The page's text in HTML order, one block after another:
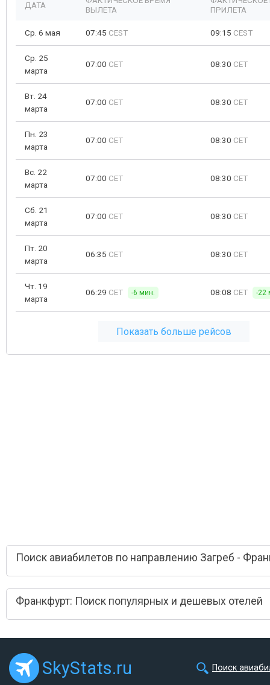
ДАТА
ВЫЛЕТА
ПРИЛЕТА
Ср. 6 мая 07:45 CEST 09:15 CEST
Ср. 25
марта
07:00 CET 08:30 CET
Вт. 24
марта
07:00 CET 08:30 CET
Пн. 23
марта
07:00 CET 08:30 CET
Вс. 22
марта
07:00 CET 08:30 CET
Сб. 21
марта
07:00 CET 08:30 CET
Пт. 20
марта
06:35 CET 08:30 CET
Чт. 19
марта
06:29 CET -6 мин. 08:08 CET -22
Показать больше рейсов
Поиск авиабилетов по направлению Загреб -
Франкфурт: Поиск популярных и дешевых отелей
SkyStats.ru Поиск